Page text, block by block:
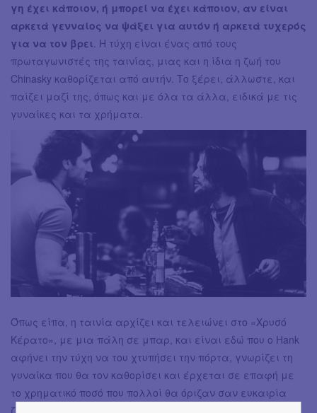
γη έχει κάποιον, ή μπορεί να έχει κάποιον, αν είναι
αρκετά γενναίος να ψάξει για αυτόν ή αρκετά τυχερός
για να τον βρει. Η τύχη είναι ένας από τους
πρωταγωνιστές της ταινίας, μιας και η ίδια η ζωή του
Chinasky καθορίζεται από αυτήν. Το ξέρει, άλλωστε, και
παίζει μαζί της, όπως και με όλα τα άλλα, ειδικά με τις
γυναίκες και τα χρήματα.
Όπως είπα, η ταινία αρχίζει και τελειώνει στο «Χρυσό
Κέρατο», με μια πάλη σε μπαρ, και είναι εδώ που ο Hank
αφήνει την τύχη να του χτυπήσει την πόρτα, γνωρίζει τη
γυναίκα που θα τον καθορίσει και έρχεται σε επαφή με
το χρηματικό ποσό που πολλοί θα όριζαν σαν ευκαιρία
ζωής. Αλλά, όπως λέει και ο ίδιος «όλοι μπορούν να μην